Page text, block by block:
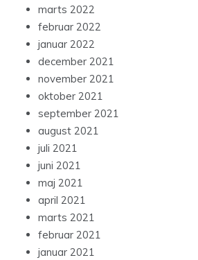
marts 2022
februar 2022
januar 2022
december 2021
november 2021
oktober 2021
september 2021
august 2021
juli 2021
juni 2021
maj 2021
april 2021
marts 2021
februar 2021
januar 2021